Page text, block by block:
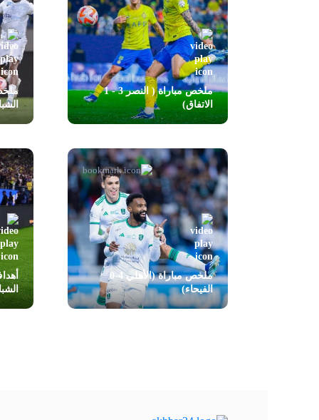
ملخص مباراة ( النصر 3 - 1
الاتفاق)
ملخص مباراة (الأهلي 4-0
الفيحاء)